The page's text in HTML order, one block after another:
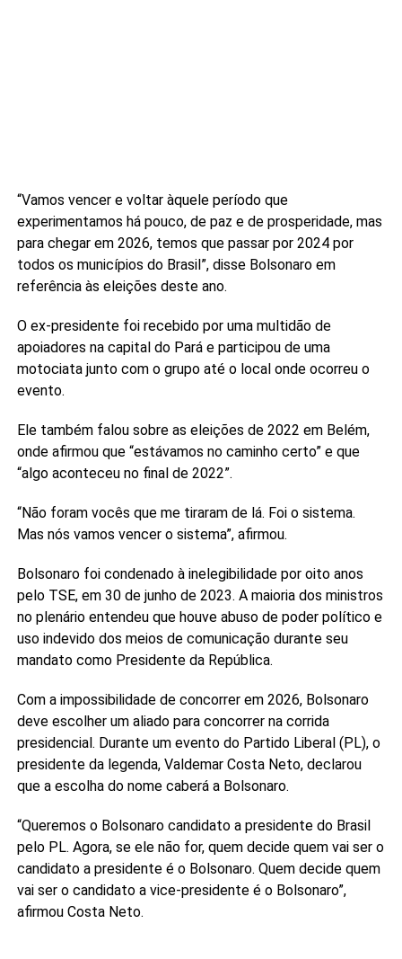
“Vamos vencer e voltar àquele período que
experimentamos há pouco, de paz e de prosperidade, mas
para chegar em 2026, temos que passar por 2024 por
todos os municípios do Brasil”, disse Bolsonaro em
referência às eleições deste ano.
O ex-presidente foi recebido por uma multidão de
apoiadores na capital do Pará e participou de uma
motociata junto com o grupo até o local onde ocorreu o
evento.
Ele também falou sobre as eleições de 2022 em Belém,
onde afirmou que “estávamos no caminho certo” e que
“algo aconteceu no final de 2022”.
“Não foram vocês que me tiraram de lá. Foi o sistema.
Mas nós vamos vencer o sistema”, afirmou.
Bolsonaro foi condenado à inelegibilidade por oito anos
pelo TSE, em 30 de junho de 2023. A maioria dos ministros
no plenário entendeu que houve abuso de poder político e
uso indevido dos meios de comunicação durante seu
mandato como Presidente da República.
Com a impossibilidade de concorrer em 2026, Bolsonaro
deve escolher um aliado para concorrer na corrida
presidencial. Durante um evento do Partido Liberal (PL), o
presidente da legenda, Valdemar Costa Neto, declarou
que a escolha do nome caberá a Bolsonaro.
“Queremos o Bolsonaro candidato a presidente do Brasil
pelo PL. Agora, se ele não for, quem decide quem vai ser o
candidato a presidente é o Bolsonaro. Quem decide quem
vai ser o candidato a vice-presidente é o Bolsonaro”,
afirmou Costa Neto.